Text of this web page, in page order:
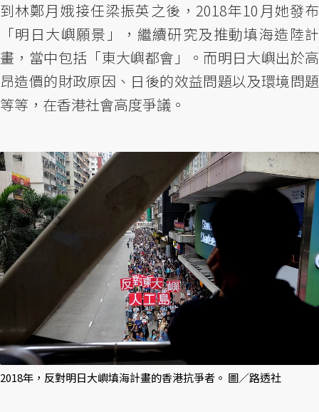
到林鄭月娥接任梁振英之後，2018年10月她發布
「明日大嶼願景」，繼續研究及推動填海造陸計
畫，當中包括「東大嶼都會」。而明日大嶼出於高
昂造價的財政原因、日後的效益問題以及環境問題
等等，在香港社會高度爭議。
2018年，反對明日大嶼填海計畫的香港抗爭者。 圖／路透社